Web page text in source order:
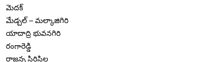
మెదక్
మేడ్చల్ – మల్కాజిగిరి
యాదాద్రి భువనగిరి
రంగారెడ్డి
రాజన్న సిరిసిల్ల